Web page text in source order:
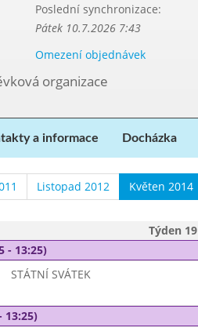
Poslední synchronizace:
Pátek 10.7.2026 7:43
Omezení objednávek
organizace
a informace Docházka
Listopad 2012 Květen 2014
Týden 19
- 13:25)
STÁTNÍ SVÁTEK
13:25)